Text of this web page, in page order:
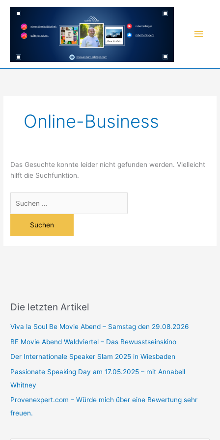
Inhalt
springen
Online-Business
Das Gesuchte konnte leider nicht gefunden werden. Vielleicht
hilft die Suchfunktion.
nach:
Die letzten Artikel
Viva la Soul Be Movie Abend – Samstag den 29.08.2026
BE Movie Abend Waldviertel – Das Bewusstseinskino
Der Internationale Speaker Slam 2025 in Wiesbaden
Passionate Speaking Day am 17.05.2025 – mit Annabell
Whitney
Provenexpert.com – Würde mich über eine Bewertung sehr
freuen.